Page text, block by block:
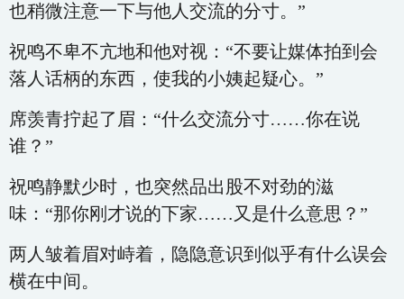
也稍微注意一下与他人交流的分寸。”
祝鸣不卑不亢地和他对视：“不要让媒体拍到会
落人话柄的东西，使我的小姨起疑心。”
席羡青拧起了眉：“什么交流分寸……你在说
谁？”
祝鸣静默少时，也突然品出股不对劲的滋
味：“那你刚才说的下家……又是什么意思？”
两人皱着眉对峙着，隐隐意识到似乎有什么误会
横在中间。